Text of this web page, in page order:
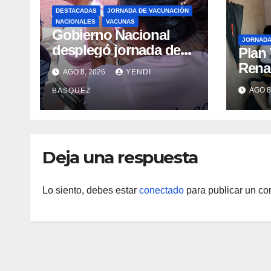
DESTACADAS
JORNADA DE VACUNACIÓN
NACIONALES
VACUNAS
Gobierno Nacional
desplegó jornada de
vacunación en La
Guaira para garantizar
protección
epidemiológica
AGO 8, 2026 YENDI
BASQUEZ
Plan
AGO
Deja una respuesta
Lo siento, debes estar conectado para publicar un